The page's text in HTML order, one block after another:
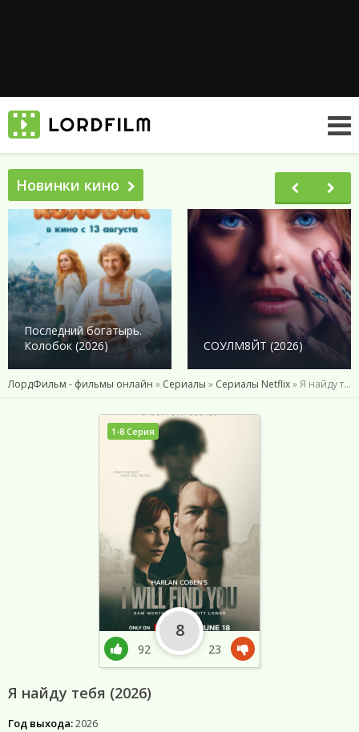
Новинки кино
Последний богатырь.
Колобок (2026)
СОУЛМ8ЙТ (2026)
ЛордФильм - фильмы онлайн » Сериалы » Сериалы Netflix» Я найду тебя (2026)
Я найду тебя (2026)
Год выхода:2026
1-8 Серия
92
8
23